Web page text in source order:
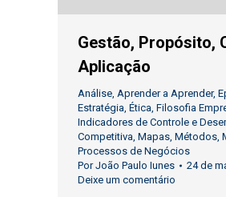
Gestão, Propósito,
Aplicação
Análise, Aprender a Aprender,
Estratégia, Ética, Filosofia
Indicadores de Controle e
Competitiva, Mapas, Métodos,
Processos de Negócios
PorJoão Paulo Iunes
24 de
Deixe um comentário